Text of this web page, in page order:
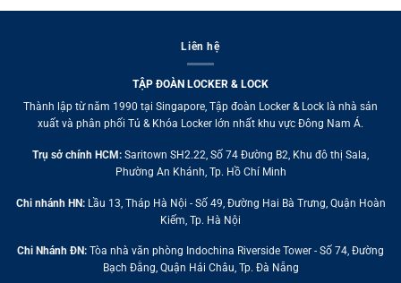
Liên hệ
TẬP ĐOÀN LOCKER & LOCK
Thành lập từ năm 1990 tại Singapore, Tập đoàn Locker & Lock là nhà sản
xuất và phân phối Tủ & Khóa Locker lớn nhất khu vực Đông Nam Á.
Trụ sở chính HCM: Saritown SH2.22, Số 74 Đường B2, Khu đô thị Sala,
Phường An Khánh, Tp. Hồ Chí Minh
Chi nhánh HN:Lầu 13, Tháp Hà Nội - Số 49, Đường Hai Bà Trưng, Quận Hoàn
Kiếm, Tp. Hà Nội
Chi Nhánh ĐN: Tòa nhà văn phòng Indochina Riverside Tower - Số 74, Đường
Bạch Đằng, Quận Hải Châu, Tp. Đà Nẵng